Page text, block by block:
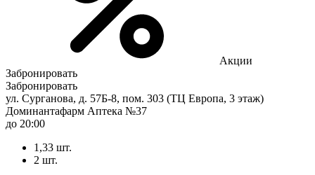
Акции
Забронировать
Забронировать
ул. Сурганова, д. 57Б-8, пом. 303 (ТЦ Европа, 3 этаж)
Доминантафарм Аптека №37
до 20:00
1,33 шт.
2 шт.